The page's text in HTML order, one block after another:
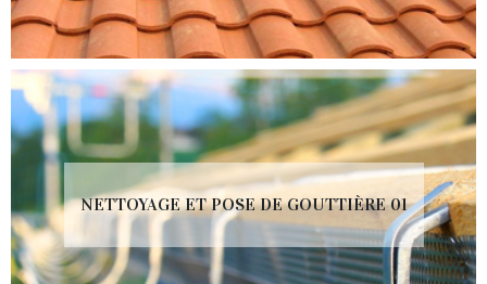
NETTOYAGE ET POSE DE GOUTTIÈRE 01